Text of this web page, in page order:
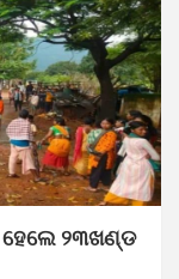
ହେଲେ ୨୩ଖଣ୍ଡ